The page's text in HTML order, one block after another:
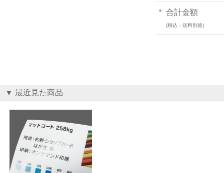
合計金額
(税込・送料別途)
▼ 最近見た商品